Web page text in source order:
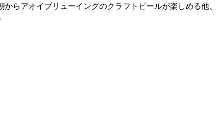
らアオイブリューイングのクラフトビールが楽しめる他、